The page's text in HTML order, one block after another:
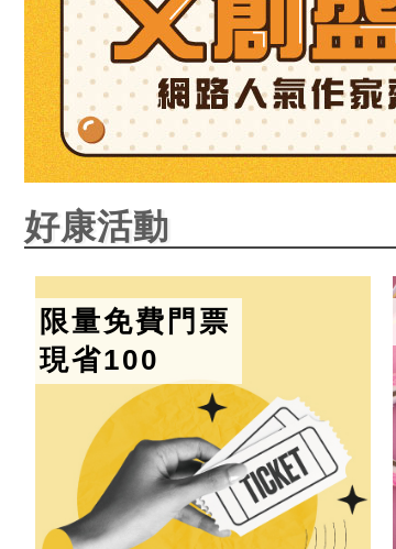
好康活動
限量免費門票
現省100